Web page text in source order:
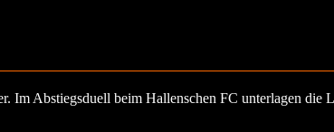
Abstiegsduell beim Hallenschen FC unterlagen die